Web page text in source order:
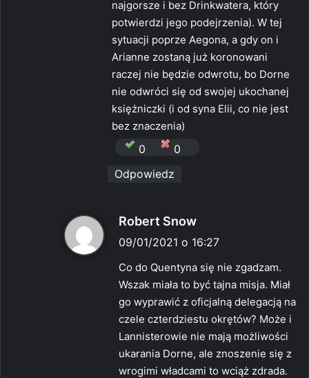
najgorsze i bez Drinkwatera, który
potwierdzi jego podejrzenia). W tej
sytuacji poprze Aegona, a gdy on i
Arianne zostaną już koronowani
raczej nie będzie odwrotu, bo Dorne
nie odwróci się od swojej ukochanej
księżniczki (i od syna Elii, co nie jest
bez znaczenia)
0
0
Odpowiedz
Robert Snow
i
e
:
09/01/2021 o 16:27
Co do Quentyna się nie zgadzam.
Wszak miała to być tajna misja. Miał
go wyprawić z oficjalną delegacją na
czele czterdziestu okrętów? Może i
Lannisterowie nie mają możliwości
ukarania Dorne, ale znoszenie się z
wrogimi władcami to wciąż zdrada.